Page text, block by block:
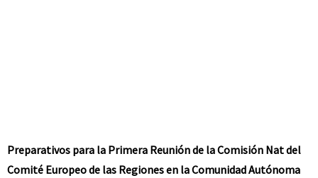
Preparativos para la Primera Reunión de la Comisión Nat del
Comité Europeo de las Regiones en la Comunidad Autónoma